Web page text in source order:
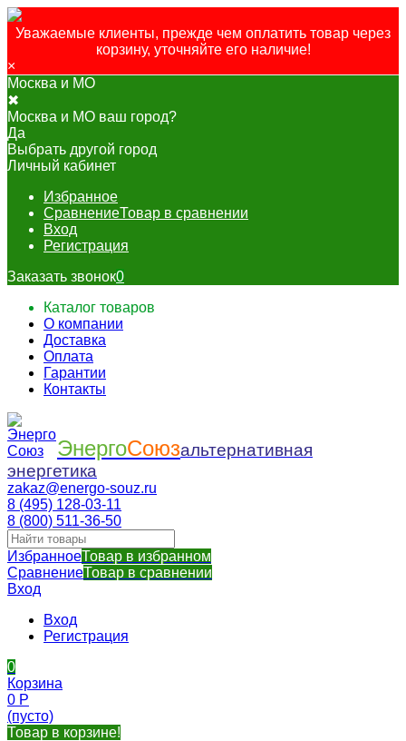
Уважаемые клиенты, прежде чем оплатить товар через
корзину, уточняйте его наличие!
×
Москва и МО
✖
Москва и МО ваш город?
Да
Выбрать другой город
Личный кабинет
Избранное
СравнениеТовар в сравнении
Вход
Регистрация
Заказать звонок0
Каталог товаров
О компании
Доставка
Оплата
Гарантии
Контакты
ЭнергоСоюзальтернативная
энергетика
zakaz@energo-souz.ru
8 (495) 128-03-11
8 (800) 511-36-50
ИзбранноеТовар в избранном
СравнениеТовар в сравнении
Вход
Вход
Регистрация
0
Корзина
0 Р
(пусто)
Товар в корзине!